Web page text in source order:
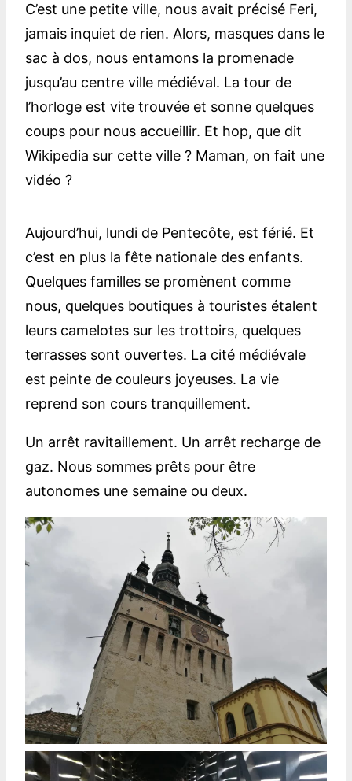
C’est une petite ville, nous avait précisé Feri,
jamais inquiet de rien. Alors, masques dans le
sac à dos, nous entamons la promenade
jusqu’au centre ville médiéval. La tour de
l’horloge est vite trouvée et sonne quelques
coups pour nous accueillir. Et hop, que dit
Wikipedia sur cette ville ? Maman, on fait une
vidéo ?
Aujourd’hui, lundi de Pentecôte, est férié. Et
c’est en plus la fête nationale des enfants.
Quelques familles se promènent comme
nous, quelques boutiques à touristes étalent
leurs camelotes sur les trottoirs, quelques
terrasses sont ouvertes. La cité médiévale
est peinte de couleurs joyeuses. La vie
reprend son cours tranquillement.
Un arrêt ravitaillement. Un arrêt recharge de
gaz. Nous sommes prêts pour être
autonomes une semaine ou deux.